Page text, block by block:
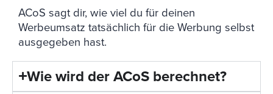
ACoS sagt dir, wie viel du für deinen
Werbeumsatz tatsächlich für die Werbung selbst
ausgegeben hast.
Wie wird der ACoS berechnet?